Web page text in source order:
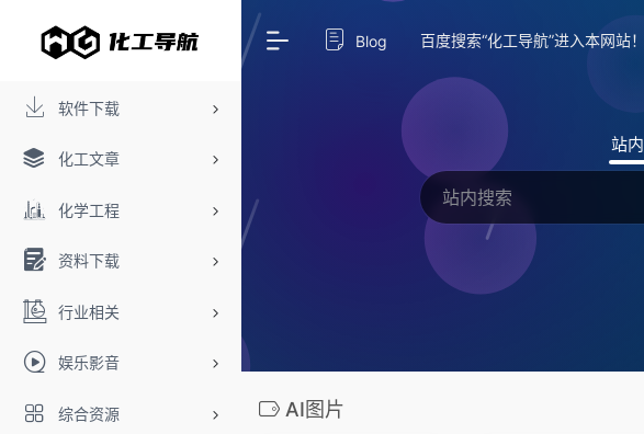
软件下载
化工文章
化学工程
资料下载
行业相关
娱乐影音
综合资源
Blog 百度搜索“化工导航”进入本网站！
站内
AI图片